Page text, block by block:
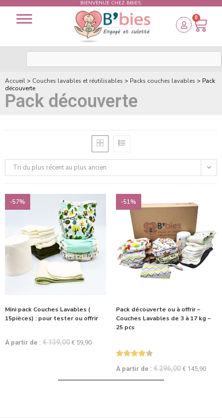
BIENVENUE CHEZ BBIES.
0
Accueil > Couches lavables et réutilisables > Packs couches lavables > Pack
découverte
Pack découverte
Tri du plus récent au plus ancien
-57%
Mini pack Couches Lavables (
15pièces) : pour tester ou offrir
À partir de : €139,00 € 59,90
-51%
Pack découverte ou à offrir –
Couches Lavables de 3 à 17 kg –
25 pcs
sur 5
À partir de : €296,00 € 145,90